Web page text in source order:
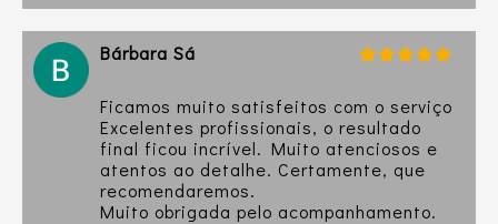
Bárbara Sá
Ficamos muito satisfeitos com o serviço
Excelentes profissionais, o resultado
final ficou incrível. Muito atenciosos e
atentos ao detalhe. Certamente, que
recomendaremos.
Muito obrigada pelo acompanhamento.